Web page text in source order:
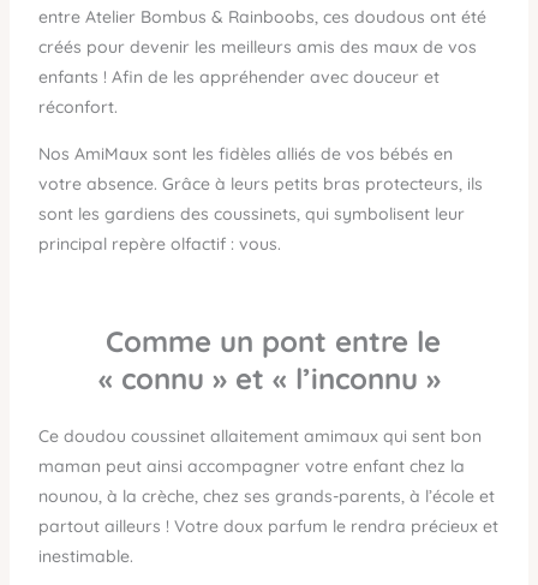
entre Atelier Bombus & Rainboobs, ces doudous ont été
créés pour devenir les meilleurs amis des maux de vos
enfants ! Afin de les appréhender avec douceur et
réconfort.
Nos AmiMaux sont les fidèles alliés de vos bébés en
votre absence. Grâce à leurs petits bras protecteurs, ils
sont les gardiens des coussinets, qui symbolisent leur
principal repère olfactif : vous.
Comme un pont entre le
« connu » et « l’inconnu »
Ce doudou coussinet allaitement amimaux qui sent bon
maman peut ainsi accompagner votre enfant chez la
nounou, à la crèche, chez ses grands-parents, à l’école et
partout ailleurs ! Votre doux parfum le rendra précieux et
inestimable.